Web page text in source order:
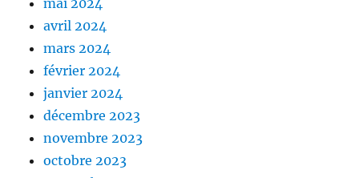
avril 2024
mars 2024
février 2024
janvier 2024
décembre 2023
novembre 2023
octobre 2023